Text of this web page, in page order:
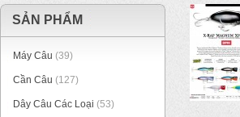
SẢN PHẨM
Máy Câu (39)
Cần Câu (127)
Dây Câu Các Loại (53)